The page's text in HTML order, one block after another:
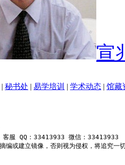
宣
| 秘书处 | 易学培训 | 学术动态 | 馆藏
服 QQ：33413933 微信：33413933
编或建立镜像，否则视为侵权，将追究一